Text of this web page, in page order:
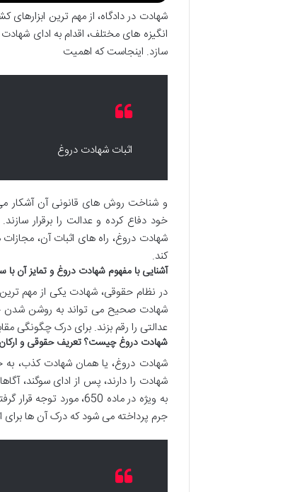
شهادت در دادگاه، از مهم ترین
انگیزه های مختلف، اقدام به ادای
سازد. اینجاست که اهمیت
اثبات شهادت دروغ
و شناخت روش های قانونی آن آشکار می
خود دفاع کرده و عدالت را برقرار
شهادت دروغ، راه های اثبات آن،
کند.
آشنایی با مفهوم شهادت دروغ و تمایز آن با
در نظام حقوقی، شهادت یکی از مهم
شهادت صحیح می تواند به روشن شدن
عدالتی را رقم بزند. برای درک چگونگی
شهادت دروغ چیست؟ تعریف حقوقی و
شهادت دروغ، یا همان شهادت کذب، به
شهادت را دارند، پس از ادای سوگند،
به ویژه در ماده 650،
جرم پرداخته می شود که درک آن ها برای